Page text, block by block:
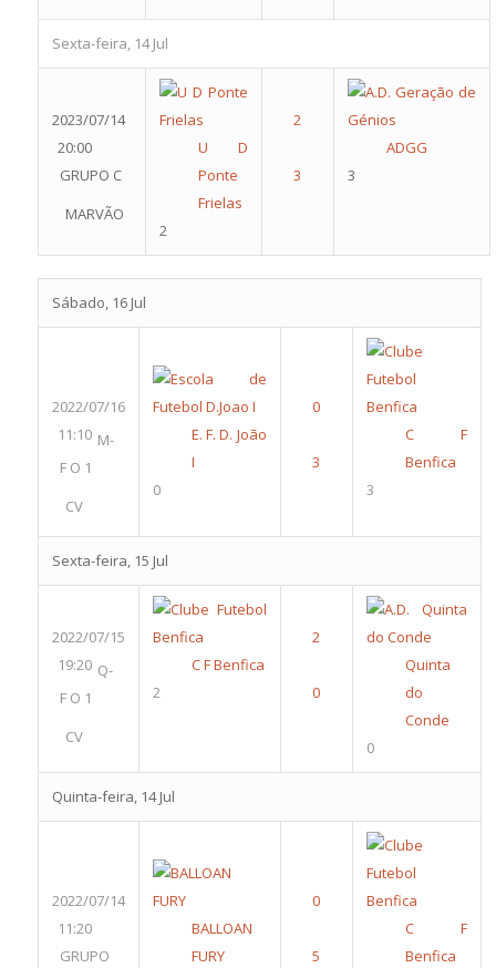
Sexta-feira, 14 Jul
2023/07/14
20:00
GRUPO C
MARVÃO
U D
Ponte
Frielas
2
ADGG
3
Sábado, 16 Jul
2022/07/16
11:10 M-
F O 1
CV
E. F. D. João
I
0
C F
Benfica
3
Sexta-feira, 15 Jul
2022/07/15
19:20 Q-
F O 1
CV
C F Benfica
2
Quinta
do
Conde
0
Quinta-feira, 14 Jul
2022/07/14
11:20
GRUPO
BALLOAN
FURY
C F
Benfica